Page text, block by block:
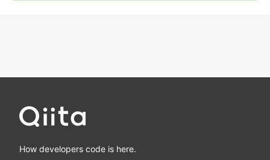
How developers code is here.